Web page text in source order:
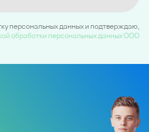
персональных данных и подтверждаю,
обработки персональных данных ООО